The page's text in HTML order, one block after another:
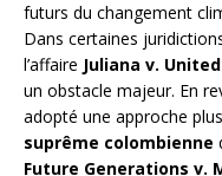
futurs du changement
Dans certaines
l’affaire Juliana v.
un obstacle majeur. En
adopté une approche
suprême colombienne
Future Generations v.